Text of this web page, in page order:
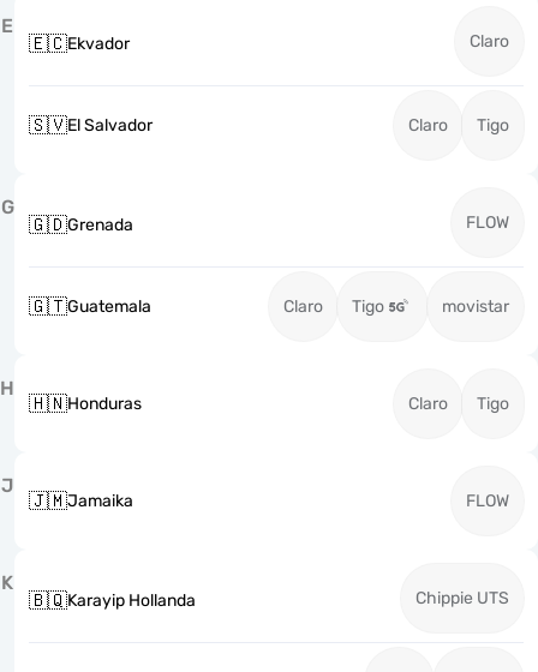
E
🇪🇨Ekvador Claro
🇸🇻El Salvador Claro Tigo
G
🇬🇩Grenada FLOW
🇬🇹Guatemala Claro Tigo movistar
H
🇭🇳Honduras Claro Tigo
J
🇯🇲Jamaika FLOW
K
🇧🇶Karayip Hollanda Chippie UTS